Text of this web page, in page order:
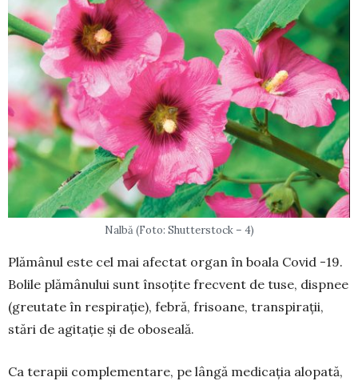
Nalbă (Foto: Shutterstock – 4)
Plămânul este cel mai afectat organ în boala Co­vid -19.
Bolile plămânului sunt însoțite frecvent de tuse, dispnee
(greu­tate în respirație), febră, fri­soane, transpirații,
stări de agitație și de obo­sea­lă.
Ca terapii complementare, pe lângă medicația alo­pată,